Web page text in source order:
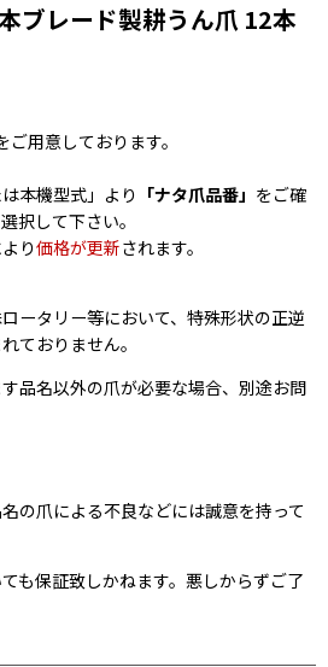
ブレード製耕うん爪 12本
用意しております。
本機型式」より 「ナタ爪品番」 をご確
択して下さい。
り価格が更新されます。
ータリー等において、特殊形状の正逆
ておりません。
品名以外の爪が必要な場合、別途お問
の爪による不良などには誠意を持って
も保証致しかねます。悪しからずご了